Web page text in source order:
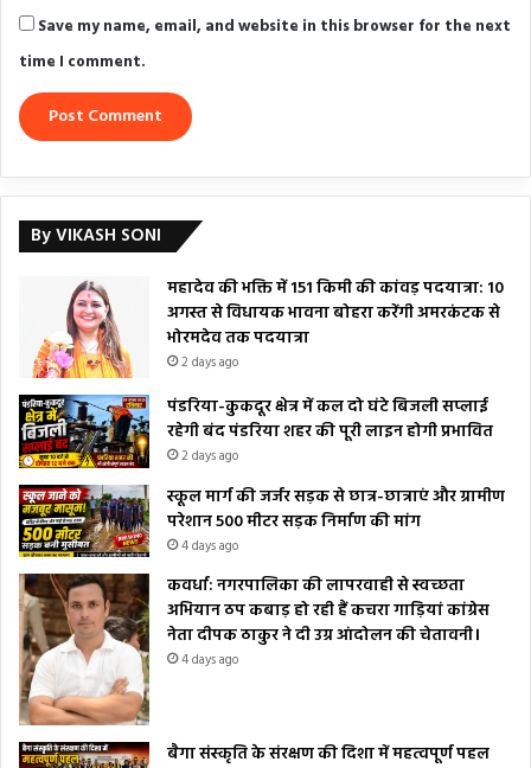
Save my name, email, and website in this browser for the next
time I comment.
By VIKASH SONI
महादेव की भक्ति में 151 किमी की कांवड़ पदयात्रा: 10
अगस्त से विधायक भावना बोहरा करेंगी अमरकंटक से
भोरमदेव तक पदयात्रा
2 days ago
पंडरिया-कुकदूर क्षेत्र में कल दो घंटे बिजली सप्लाई
रहेगी बंद पंडरिया शहर की पूरी लाइन होगी प्रभावित
2 days ago
स्कूल मार्ग की जर्जर सड़क से छात्र-छात्राएं और ग्रामीण
परेशान 500 मीटर सड़क निर्माण की मांग
4 days ago
कवर्धा: नगरपालिका की लापरवाही से स्वच्छता
अभियान ठप कबाड़ हो रही हैं कचरा गाड़ियां कांग्रेस
नेता दीपक ठाकुर ने दी उग्र आंदोलन की चेतावनी।
4 days ago
बैगा संस्कृति के संरक्षण की दिशा में महत्वपूर्ण पहल